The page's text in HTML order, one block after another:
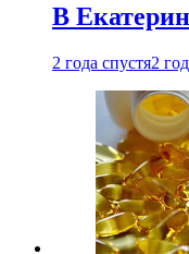
В
2 года спустя2